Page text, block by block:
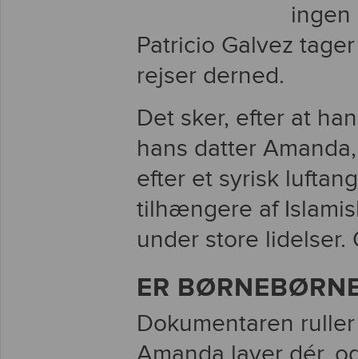
Patricio Galvez
rejser derned.
Det sker, efter at
hans datter
efter et syrisk
tilhængere af
under store
ER
Dokumentaren